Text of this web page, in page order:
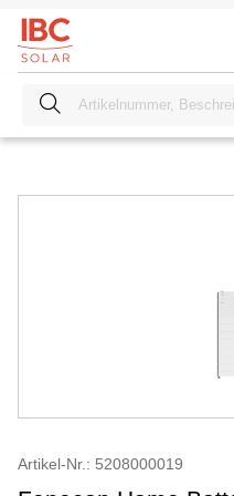
Artikel-Nr.: 5208000019